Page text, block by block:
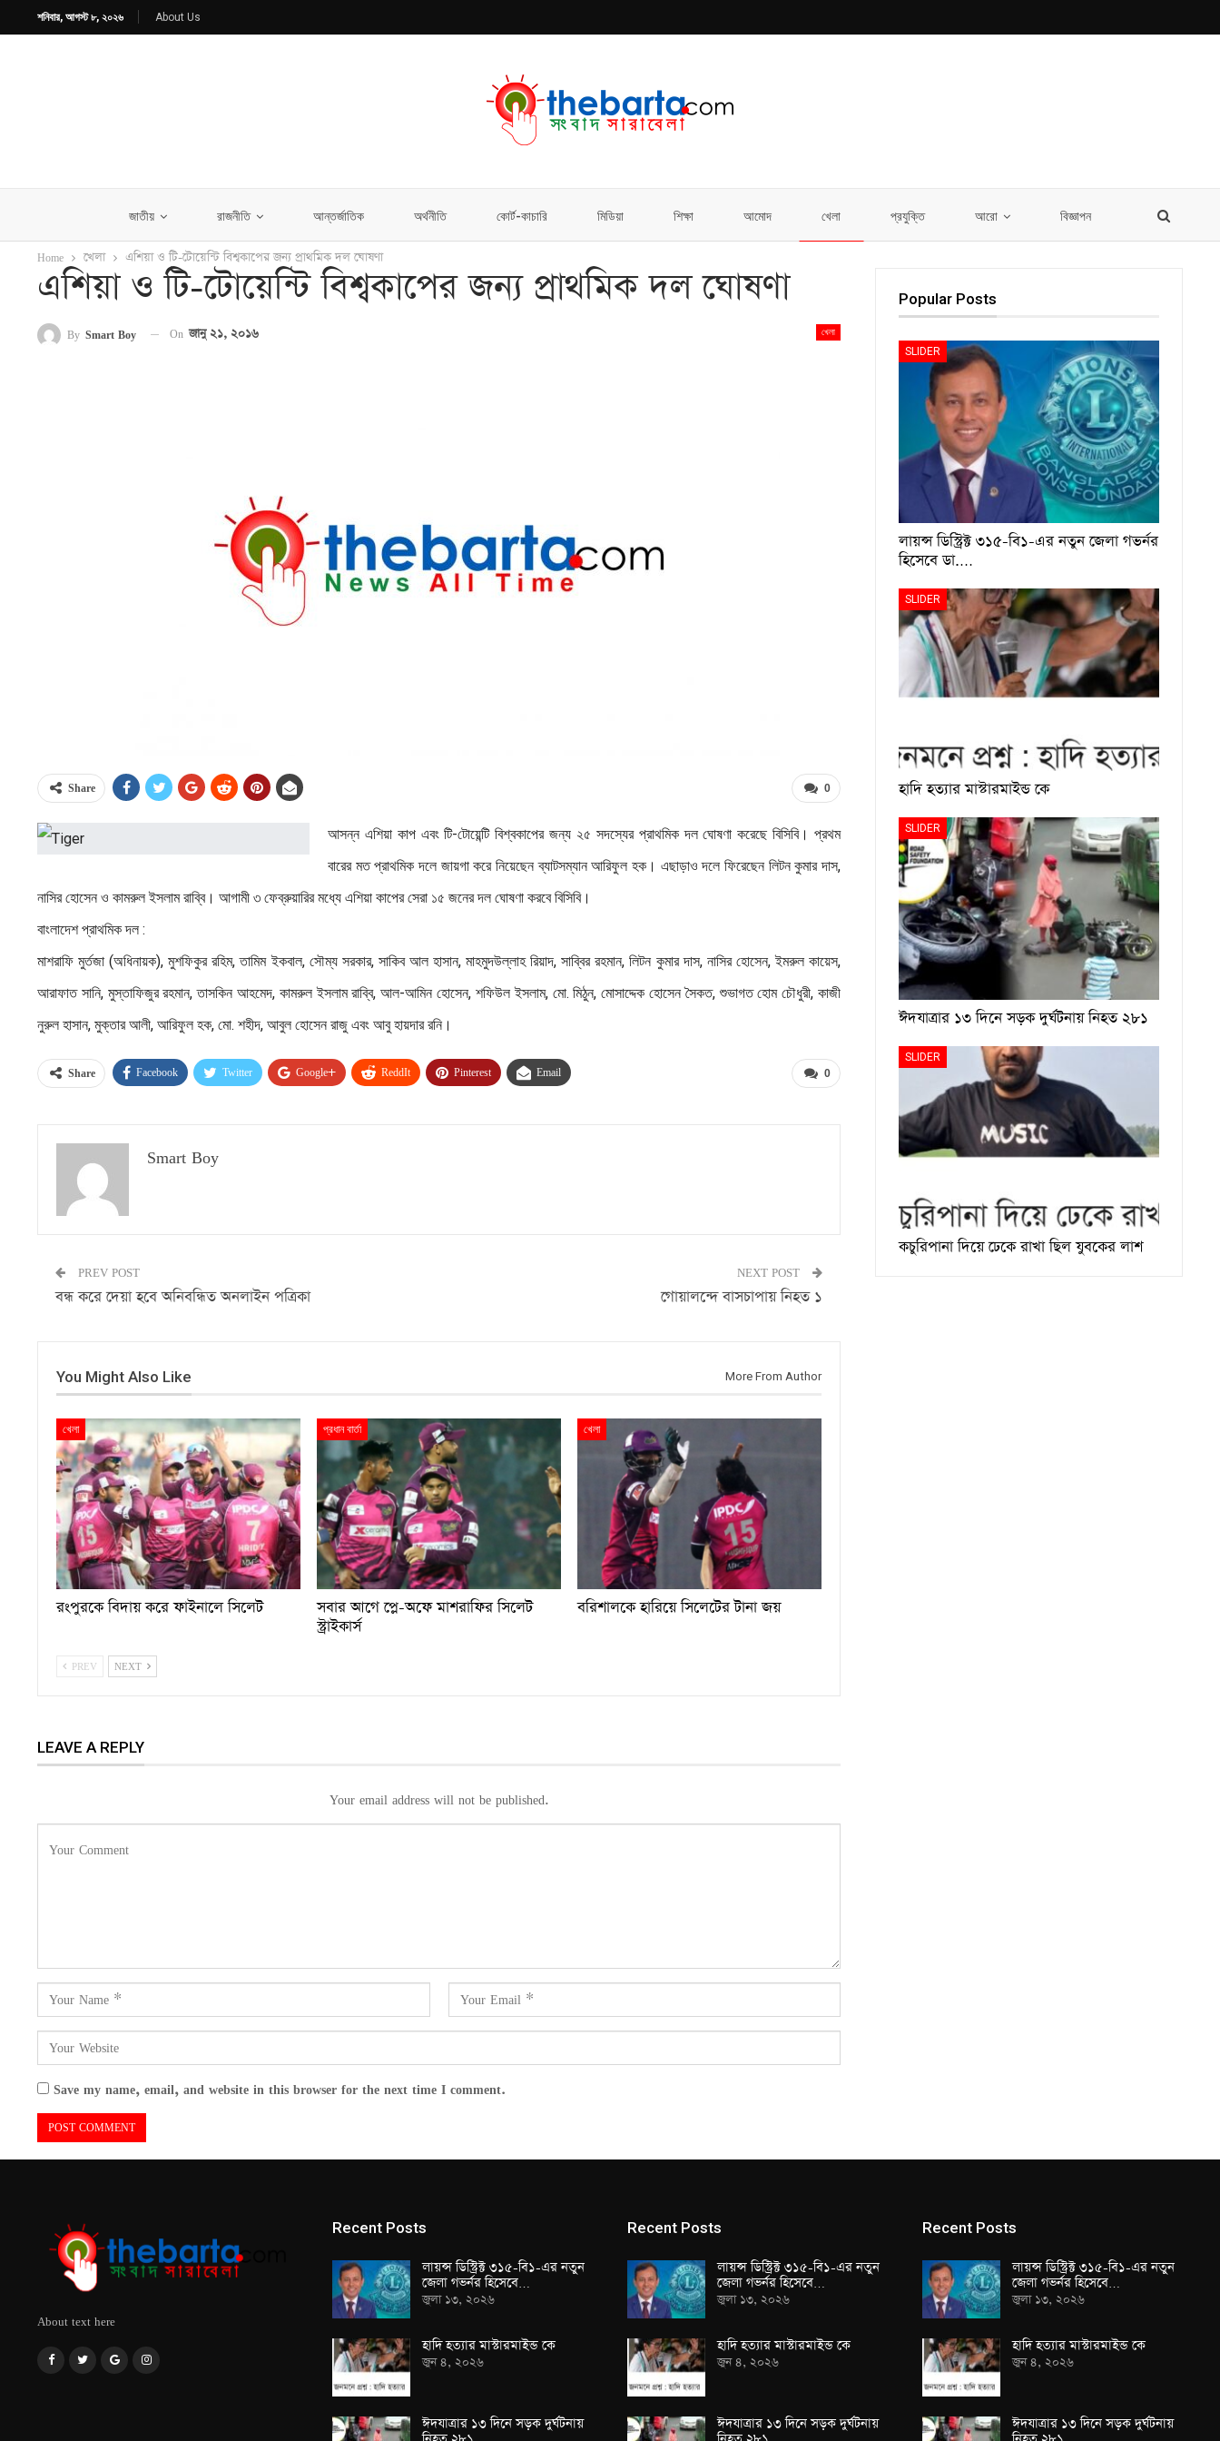
শনিবার, আগস্ট ৮, ২০২৬ About Us
জাতীয় রাজনীতি আন্তর্জাতিক অর্থনীতি কোর্ট-কাচারি মিডিয়া শিক্ষা আমোদ খেলা প্রযুক্তি আরো বিজ্ঞাপন
Home খেলা এশিয়া ও টি-টোয়েন্টি বিশ্বকাপের জন্য প্রাথমিক দল ঘোষণা
এশিয়া ও টি-টোয়েন্টি বিশ্বকাপের জন্য প্রাথমিক দল ঘোষণা
খেলা
By Smart Boy On জানু ২১, ২০১৬
0
Share
আসন্ন এশিয়া কাপ এবং টি-টোয়েন্টি বিশ্বকাপের জন্য ২৫ সদস্যের প্রাথমিক দল ঘোষণা করেছে বিসিবি। প্রথম
বারের মত প্রাথমিক দলে জায়গা করে নিয়েছেন ব্যাটসম্যান আরিফুল হক। এছাড়াও দলে ফিরেছেন লিটন কুমার দাস,
নাসির হোসেন ও কামরুল ইসলাম রাব্বি। আগামী ৩ ফেব্রুয়ারির মধ্যে এশিয়া কাপের সেরা ১৫ জনের দল ঘোষণা করবে বিসিবি।
বাংলাদেশ প্রাথমিক দল :
মাশরাফি মুর্তজা (অধিনায়ক), মুশফিকুর রহিম, তামিম ইকবাল, সৌম্য সরকার, সাকিব আল হাসান, মাহমুদউল্লাহ রিয়াদ, সাব্বির রহমান, লিটন কুমার দাস, নাসির হোসেন, ইমরুল কায়েস,
আরাফাত সানি, মুস্তাফিজুর রহমান, তাসকিন আহমেদ, কামরুল ইসলাম রাব্বি, আল-আমিন হোসেন, শফিউল ইসলাম, মো. মিঠুন, মোসাদ্দেক হোসেন সৈকত, শুভাগত হোম চৌধুরী, কাজী
নুরুল হাসান, মুক্তার আলী, আরিফুল হক, মো. শহীদ, আবুল হোসেন রাজু এবং আবু হায়দার রনি।
0
Share Facebook Twitter Google+ ReddIt Pinterest Email
Smart Boy
PREV POST
বন্ধ করে দেয়া হবে অনিবন্ধিত অনলাইন পত্রিকা
NEXT POST
গোয়ালন্দে বাসচাপায় নিহত ১
You Might Also Like More From Author
খেলা
রংপুরকে বিদায় করে ফাইনালে সিলেট
প্রধান বার্তা
সবার আগে প্লে-অফে মাশরাফির সিলেট
স্ট্রাইকার্স
খেলা
বরিশালকে হারিয়ে সিলেটের টানা জয়
PREV NEXT
LEAVE A REPLY
Your email address will not be published.
Save my name, email, and website in this browser for the next time I comment.
Popular Posts
SLIDER
লায়ন্স ডিস্ট্রিক্ট ৩১৫-বি১-এর নতুন জেলা গভর্নর
হিসেবে ডা.…
SLIDER
হাদি হত্যার মাস্টারমাইন্ড কে
SLIDER
ঈদযাত্রার ১৩ দিনে সড়ক দুর্ঘটনায় নিহত ২৮১
SLIDER
কচুরিপানা দিয়ে ঢেকে রাখা ছিল যুবকের লাশ
About text here
Recent Posts
লায়ন্স ডিস্ট্রিক্ট ৩১৫-বি১-এর নতুন
জেলা গভর্নর হিসেবে…
জুলা ১৩, ২০২৬
হাদি হত্যার মাস্টারমাইন্ড কে
জুন ৪, ২০২৬
ঈদযাত্রার ১৩ দিনে সড়ক দুর্ঘটনায়
Recent Posts
লায়ন্স ডিস্ট্রিক্ট ৩১৫-বি১-এর নতুন
জেলা গভর্নর হিসেবে…
জুলা ১৩, ২০২৬
হাদি হত্যার মাস্টারমাইন্ড কে
জুন ৪, ২০২৬
ঈদযাত্রার ১৩ দিনে সড়ক দুর্ঘটনায়
Recent Posts
লায়ন্স ডিস্ট্রিক্ট ৩১৫-বি১-এর নতুন
জেলা গভর্নর হিসেবে…
জুলা ১৩, ২০২৬
হাদি হত্যার মাস্টারমাইন্ড কে
জুন ৪, ২০২৬
ঈদযাত্রার ১৩ দিনে সড়ক দুর্ঘটনায়